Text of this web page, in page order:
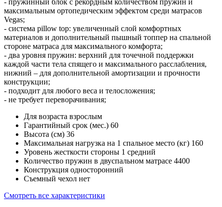
максимальным ортопедическим эффектом среди матрасов
Vegas;
- система pillow top: увеличенный слой комфортных
материалов и дополнительный пышный топпер на спальной
стороне матраса для максимального комфорта;
- два уровня пружин: верхний для точечной поддержки
каждой части тела спящего и максимального расслабления,
нижний – для дополнительной амортизации и прочности
конструкции;
- подходит для любого веса и телосложения;
- не требует переворачивания;
Для возраста взрослым
Гарантийный срок (мес.) 60
Высота (см) 36
Максимальная нагрузка на 1 спальное место (кг) 160
Уровень жесткости стороны 1 средний
Количество пружин в двуспальном матрасе 4400
Конструкция односторонний
Съемный чехол нет
Смотреть все характеристики